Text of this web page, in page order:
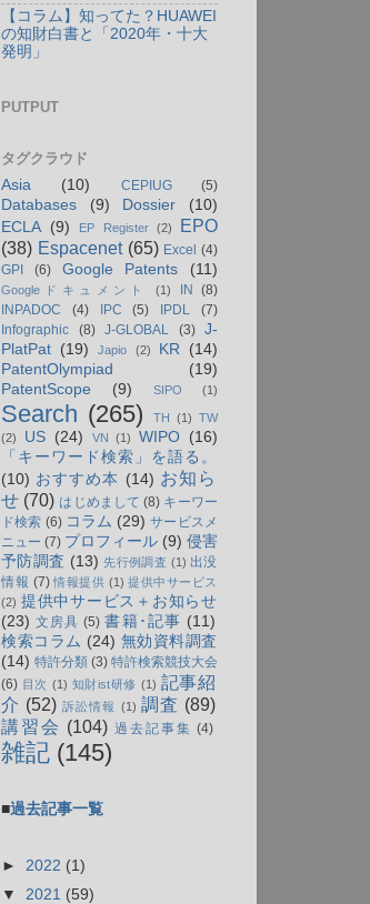
【コラム】知ってた？HUAWEI
の知財白書と「2020年・十大
発明」
PUTPUT
タグクラウド
Asia
(10) CEPIUG (5)
Databases (9) Dossier
(10)
ECLA (9) EP Register (2)
EPO
(38) Espacenet (65) Excel (4)
GPI
(6) Google Patents (11)
Googleドキュメント (1) IN
(8)
INPADOC
(4) IPC (5) IPDL
(7)
Infographic
(8) J-GLOBAL (3)
J-
PlatPat (19) Japio (2) KR
(14)
PatentOlympiad
(19)
PatentScope
(9) SIPO (1)
Search (265) TH (1) TW
(2)
US (24) VN (1) WIPO (16)
「キーワード検索」を語る。
(10) おすすめ本 (14) お知ら
せ (70) はじめまして (8) キーワー
ド検索 (6) コラム (29) サービスメ
ニュー (7) プロフィール (9) 侵害
予防調査 (13) 先行例調査 (1) 出没
情報 (7) 情報提供 (1) 提供中サービス
(2) 提供中サービス＋お知らせ
(23) 文房具 (5) 書籍･記事 (11)
検索コラム (24) 無効資料調査
(14) 特許分類 (3) 特許検索競技大会
(6) 目次 (1) 知財ist研修 (1) 記事紹
介 (52) 訴訟情報 (1) 調査 (89)
講習会 (104) 過去記事集 (4)
雑記 (145)
■過去記事一覧
► 2022 (1)
▼ 2021 (59)